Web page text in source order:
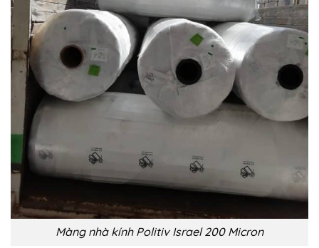
Màng nhà kính Politiv Israel 200 Micron